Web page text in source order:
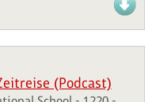
(Podcast)